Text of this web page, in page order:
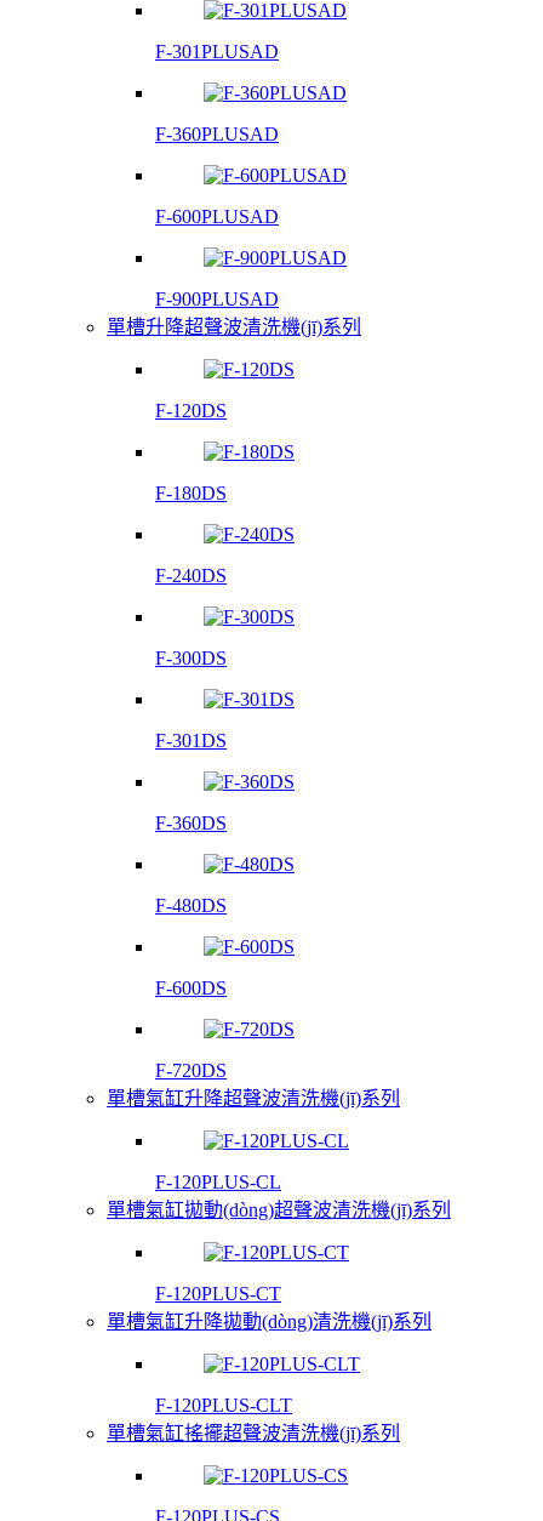
F-301PLUSAD
F-360PLUSAD
F-600PLUSAD
F-900PLUSAD
單槽升降超聲波清洗機(jī)系列
F-120DS
F-180DS
F-240DS
F-300DS
F-301DS
F-360DS
F-480DS
F-600DS
F-720DS
單槽氣缸升降超聲波清洗機(jī)系列
F-120PLUS-CL
單槽氣缸拋動(dòng)超聲波清洗機(jī)系列
F-120PLUS-CT
單槽氣缸升降拋動(dòng)清洗機(jī)系列
F-120PLUS-CLT
單槽氣缸搖擺超聲波清洗機(jī)系列
F-120PLUS-CS